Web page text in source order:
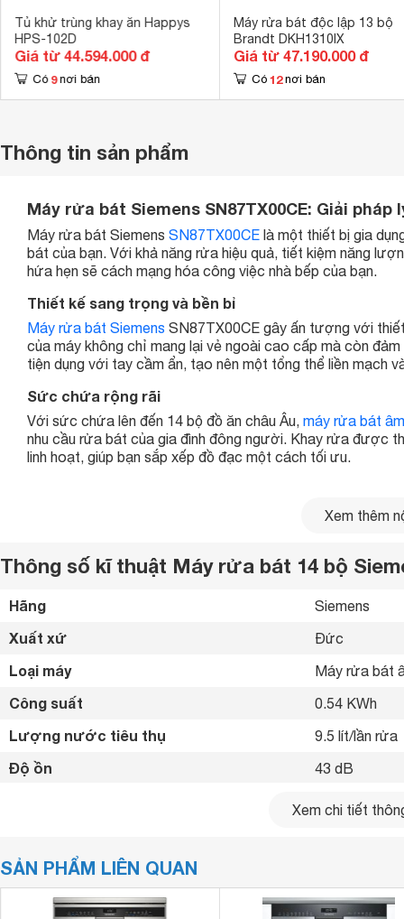
Tủ khử trùng khay ăn Happys
HPS-102D
Giá từ 44.594.000 đ
Có 9 nơi bán
Máy rửa bát độc lập 13 bộ
Brandt DKH1310IX
Giá từ 47.190.000 đ
Có 12 nơi bán
Thông tin sản phẩm
Máy rửa bát Siemens SN87TX00CE: Giải
Máy rửa bát Siemens SN87TX00CE là một thiết bị gia
bát của bạn. Với khả năng rửa hiệu quả, tiết kiệm năng
hứa hẹn sẽ cách mạng hóa công việc nhà bếp của bạn.
Thiết kế sang trọng và bền bỉ
Máy rửa bát Siemens SN87TX00CE gây ấn tượng với
của máy không chỉ mang lại vẻ ngoài cao cấp mà còn
tiện dụng với tay cầm ẩn, tạo nên một tổng thể liền mạch
Sức chứa rộng rãi
Với sức chứa lên đến 14 bộ đồ ăn châu Âu, máy rửa bát
nhu cầu rửa bát của gia đình đông người. Khay rửa được
linh hoạt, giúp bạn sắp xếp đồ đạc một cách tối ưu.
Xem thêm
Thông số kĩ thuật Máy rửa bát 14 bộ
Hãng Siemens
Xuất xứ Đức
Loại máy Máy rửa bát
Công suất 0.54 KWh
Lượng nước tiêu thụ 9.5 lít/lần rửa
Độ ồn 43 dB
14 bộ
Bảng điều khiển
Số chương trình hoạt động 8 chương
Xem chi tiết
SẢN PHẨM LIÊN QUAN